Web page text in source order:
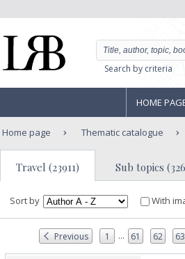
Search by criteria
HOME
Home page Thematic catalogue
Travel (23911) Sub topics
Sort by With
Previous 1 ... 61 62 63